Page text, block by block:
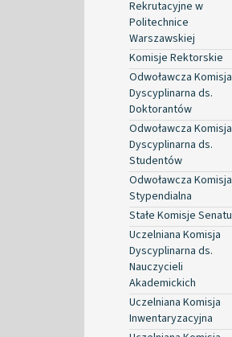
Rekrutacyjne w
Politechnice
Warszawskiej
Komisje Rektorskie
Odwoławcza Komisja
Dyscyplinarna ds.
Doktorantów
Odwoławcza Komisja
Dyscyplinarna ds.
Studentów
Odwoławcza Komisja
Stypendialna
Stałe Komisje Senatu
Uczelniana Komisja
Dyscyplinarna ds.
Nauczycieli
Akademickich
Uczelniana Komisja
Inwentaryzacyjna